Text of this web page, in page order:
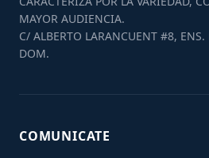
MAYOR AUDIENCIA.
C/ ALBERTO LARANCUENT #8, ENS.
DOM.
COMUNICATE